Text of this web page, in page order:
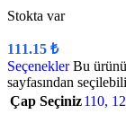
Stokta var
111.15 ₺
Seçenekler Bu
sayfasından
Çap Seçiniz110,